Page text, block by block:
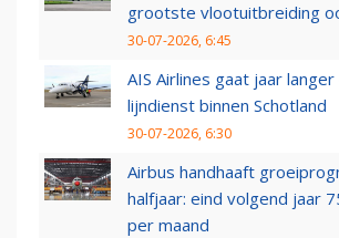
grootste vlootuitbreiding
30-07-2026, 6:45
AIS Airlines gaat jaar
lijndienst binnen Schotland
30-07-2026, 6:30
Airbus handhaaft
halfjaar: eind volgend jaar
per maand